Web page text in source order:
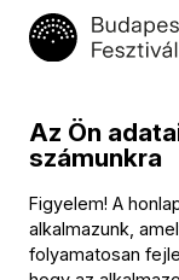
Jegyiroda
1036
BFZ-hírlevél
Értesüljön elsőként
Az Ön
számunkra
Figyelem! A
alkalmazunk,
folyamatosan